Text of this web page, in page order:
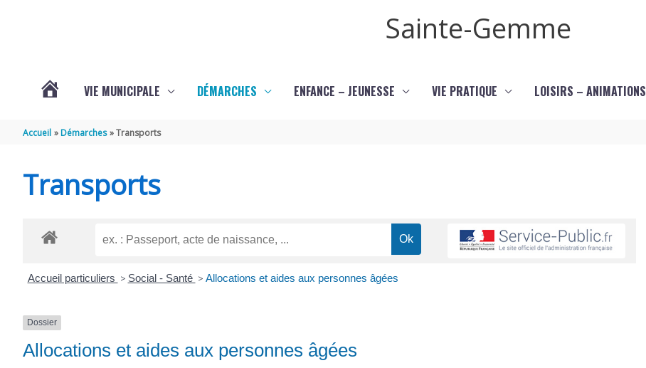
Sainte-Gemme
GEMME
VIE MUNICIPALE DÉMARCHES ENFANCE – JEUNESSE VIE PRATIQUE LOISIRS – ANIMATIONS
Accueil Démarches Transports
Transports
Accueil particuliers > Social - Santé > Allocations et aides aux personnes âgées
Dossier
Allocations et aides aux personnes âgées